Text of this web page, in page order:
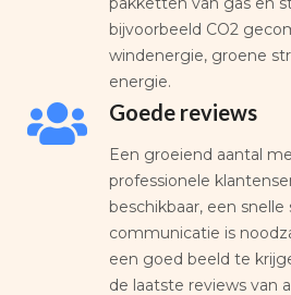
bijvoorbeeld CO2
windenergie, groene
energie.
Goede reviews
Een groeiend aantal
professionele
beschikbaar, een
communicatie is
een goed beeld te
de laatste reviews van